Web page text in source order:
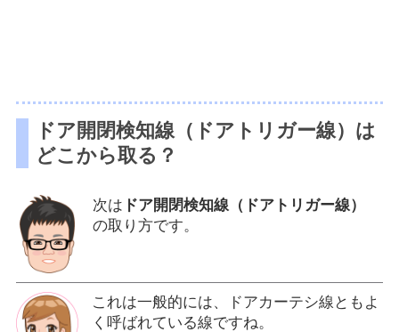
ドア開閉検知線（ドアトリガー線）は
どこから取る？
次は ドア開閉検知線（ドアトリガー線）
の取り方です。
これは一般的には、ドアカーテシ線ともよ
く呼ばれている線ですね。